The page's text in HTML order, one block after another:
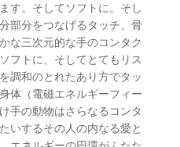
す。そしてソフトに。そし
部分をつなげるタッチ、骨
な三次元的な手のコンタク
フトに、そしてとてもリス
調和のとれたあり方でタッ
体（電磁エネルギーフィー
手の動物はさらなるコンタ
いするその人の内なる愛と